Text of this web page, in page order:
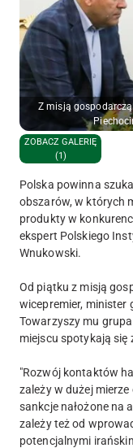
Z misją
ZOBACZ GALERIĘ
(1)
Polska powinna
obszarów, w których
produkty w
ekspert Polskiego
Wnukowski.
Od piątku z misją
wicepremier, minister
Towarzyszy mu
miejscu spotykają się
"Rozwój kontaktów
zależy w dużej
sankcje nałożone na
zależy też od
potencjalnymi